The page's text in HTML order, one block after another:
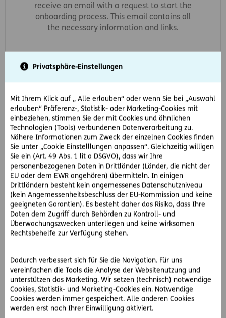
Privatsphäre-Einstellungen
Mit Ihrem Klick auf „ Alle erlauben“ oder wenn Sie bei „Auswahl
erlauben“ Präferenz-, Statistik- oder Marketing-Cookies mit
einbeziehen, stimmen Sie der mit Cookies und ähnlichen
Technologien (Tools) verbundenen Datenverarbeitung zu.
Nähere Informationen zum Zweck der einzelnen Cookies finden
Sie unter „Cookie Einstelllungen anpassen“. Gleichzeitig willigen
Sie ein (Art. 49 Abs. 1 lit a DSGVO), dass wir Ihre
personenbezogenen Daten in Drittländer (Länder, die nicht der
EU oder dem EWR angehören) übermitteln. In einigen
Drittländern besteht kein angemessenes Datenschutzniveau
(kein Angemessenheitsbeschluss der EU-Kommission und keine
geeigneten Garantien). Es besteht daher das Risiko, dass Ihre
Daten dem Zugriff durch Behörden zu Kontroll- und
Überwachungszwecken unterliegen und keine wirksamen
Rechtsbehelfe zur Verfügung stehen.
Dadurch verbessert sich für Sie die Navigation. Für uns
vereinfachen die Tools die Analyse der Websitenutzung und
unterstützen das Marketing. Wir setzen (technisch) notwendige
Cookies, Statistik- und Marketing-Cookies ein. Notwendige
Cookies werden immer gespeichert. Alle anderen Cookies
werden erst nach Ihrer Einwilligung aktiviert.
receive an email with a request to start the
onboarding process. This email contains all
the necessary information and links.
Schritt 2
Register & maintain data
Upon receipt, confirm the invitation and
register on the platform by providing the
requested information
For details, please see ourinstructions.
Schritt 3
Manage documents
Fill and upload the documents that require
your signature to oureProcurement platform
Coupa.